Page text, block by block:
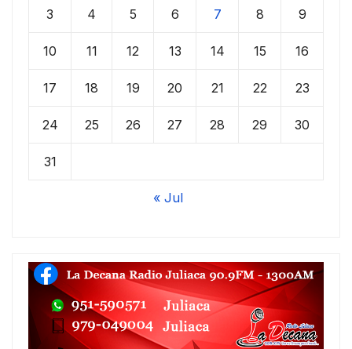
3 4 5 6 7 8 9
10 11 12 13 14 15 16
17 18 19 20 21 22 23
24 25 26 27 28 29 30
31
« Jul